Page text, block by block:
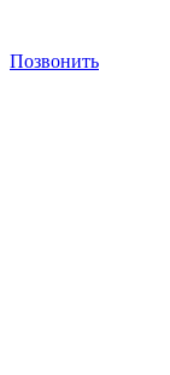
Позвонить